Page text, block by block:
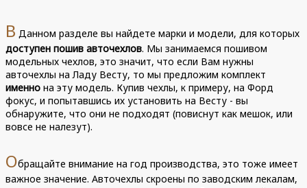
В Данном разделе вы найдете марки и модели, для которых
доступен пошив авточехлов. Мы занимаемся пошивом
модельных чехлов, это значит, что если Вам нужны
авточехлы на Ладу Весту, то мы предложим комплект
именно на эту модель. Купив чехлы, к примеру, на Форд
фокус, и попытавшись их установить на Весту - вы
обнаружите, что они не подходят (повиснут как мешок, или
вовсе не налезут).
Обращайте внимание на год производства, это тоже имеет
важное значение. Авточехлы скроены по заводским лекалам,